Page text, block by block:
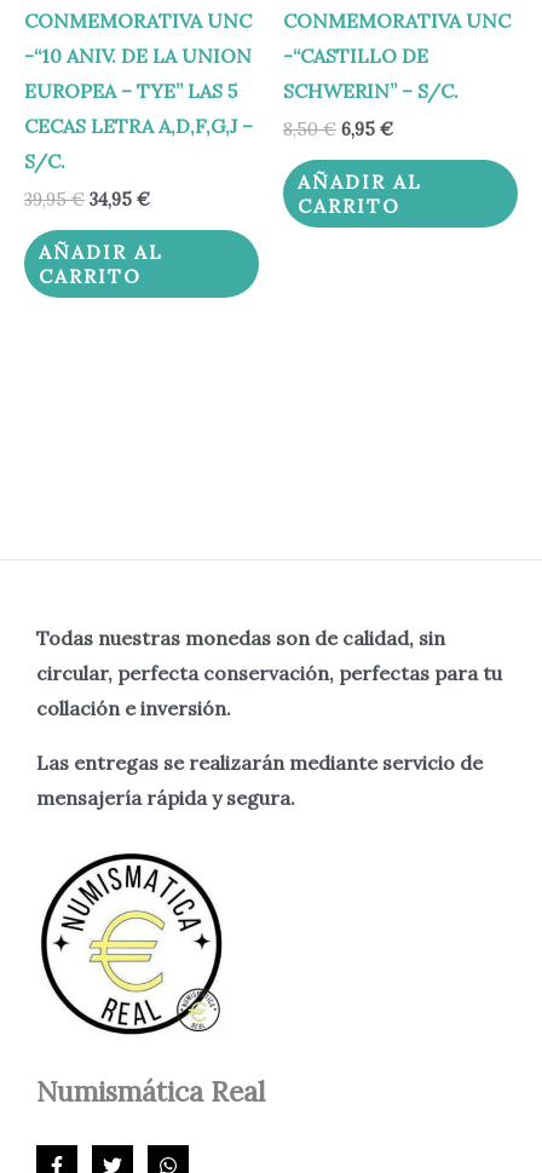
CONMEMORATIVA UNC
-“10 ANIV. DE LA UNION
EUROPEA – TYE” LAS 5
CECAS LETRA A,D,F,G,J –
S/C.
39,95€ 34,95 €
AÑADIR AL
CARRITO
CONMEMORATIVA UNC
-“CASTILLO DE
SCHWERIN” – S/C.
8,50€ 6,95 €
AÑADIR AL
CARRITO
Todas nuestras monedas son de calidad, sin
circular, perfecta conservación, perfectas para tu
collación e inversión.
Las entregas se realizarán mediante servicio de
mensajería rápida y segura.
NumismáticaReal